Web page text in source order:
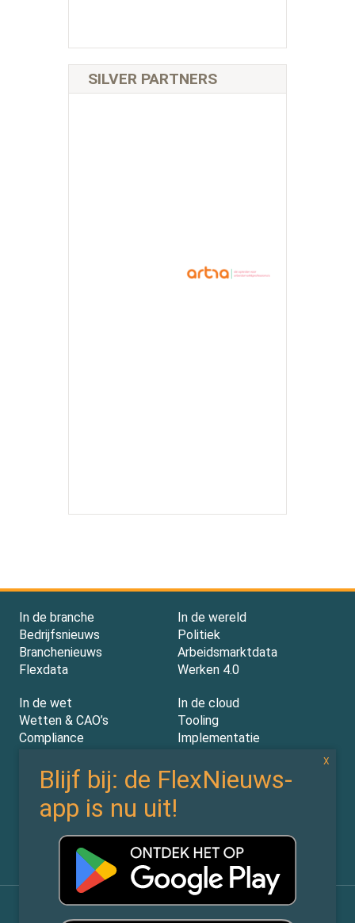
SILVER PARTNERS
In de branche
Bedrijfsnieuws
Branchenieuws
Flexdata
In de wereld
Politiek
Arbeidsmarktdata
Werken 4.0
In de wet
Wetten & CAO’s
Compliance
In de cloud
Tooling
Implementatie
Experts
Partners
Vacatures
Nieuwsbrief
Privacy Statement